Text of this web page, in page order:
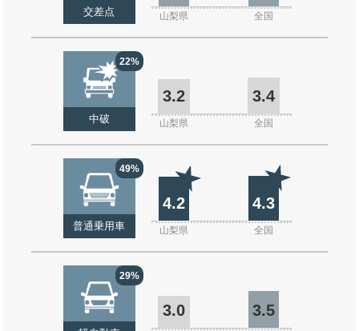
交差点 山梨県 全国
22%
中破
3.2 3.4
山梨県 全国
49%
普通乗用車
4.2 4.3
山梨県 全国
29%
3.0 3.5